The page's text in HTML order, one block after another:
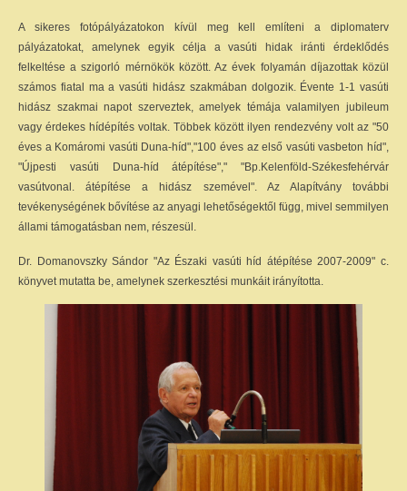
A sikeres fotópályázatokon kívül meg kell említeni a diplomaterv
pályázatokat, amelynek egyik célja a vasúti hidak iránti érdeklődés
felkeltése a szigorló mérnökök között. Az évek folyamán díjazottak közül
számos fiatal ma a vasúti hidász szakmában dolgozik. Évente 1-1 vasúti
hidász szakmai napot szerveztek, amelyek témája valamilyen jubileum
vagy érdekes hídépítés voltak. Többek között ilyen rendezvény volt az "50
éves a Komáromi vasúti Duna-híd","100 éves az első vasúti vasbeton híd",
"Újpesti vasúti Duna-híd átépítése"," "Bp.Kelenföld-Székesfehérvár
vasútvonal. átépítése a hidász szemével". Az Alapítvány további
tevékenységének bővítése az anyagi lehetőségektől függ, mivel semmilyen
állami támogatásban nem, részesül.
Dr. Domanovszky Sándor "Az Északi vasúti híd átépítése 2007-2009" c.
könyvet mutatta be, amelynek szerkesztési munkáit irányította.